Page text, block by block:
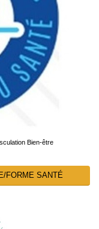
Bien-être
FORME SANTÉ